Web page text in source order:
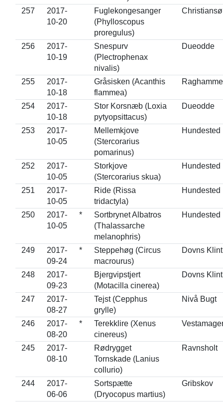
257
2017-
10-20
Fuglekongesanger
(Phylloscopus
proregulus)
Christiansø
256
2017-
10-19
Snespurv
(Plectrophenax
nivalis)
Dueodde
255
2017-
10-18
Gråsisken (Acanthis
flammea)
254
2017-
10-18
Stor Korsnæb (Loxia
pytyopsittacus)
Dueodde
253
2017-
10-05
Mellemkjove
(Stercorarius
pomarinus)
Hundested
252
2017-
10-05
Storkjove
(Stercorarius skua)
Hundested
251
2017-
10-05
Ride (Rissa
tridactyla)
Hundested
250
2017-
10-05
*
Sortbrynet Albatros
(Thalassarche
melanophris)
Hundested
249
2017-
09-24
*
Steppehøg (Circus
macrourus)
Dovns Klint
248
2017-
09-23
Bjergvipstjert
(Motacilla cinerea)
Dovns Klint
247
2017-
08-27
Tejst (Cepphus
grylle)
Nivå Bugt
246
2017-
08-20
*
Terekklire (Xenus
cinereus)
245
2017-
08-10
Rødrygget
Tornskade (Lanius
collurio)
Ravnsholt
244
2017-
06-06
Sortspætte
(Dryocopus martius)
Gribskov